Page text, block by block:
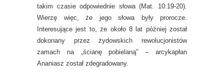
takim czasie odpowiednie słowa (Mat. 10:19-20).
Wierzę więc, że jego słowa były prorocze.
Interesujące jest to, że około 8 lat później został
dokonany przez żydowskich rewolucjonistów
zamach na „ścianę pobielaną” – arcykapłan
Ananiasz został zdegradowany.